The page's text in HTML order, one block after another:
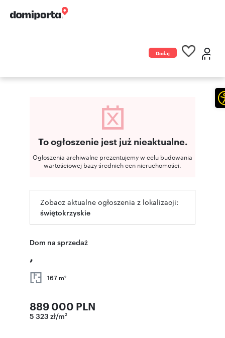
Dodaj
To ogłoszenie jest już nieaktualne.
Ogłoszenia archiwalne prezentujemy w celu budowania
wartościowej bazy średnich cen nieruchomości.
Zobacz aktualne ogłoszenia z lokalizacji:
świętokrzyskie
Dom na sprzedaż
,
167 m2
889 000 PLN
5 323 zł/m2